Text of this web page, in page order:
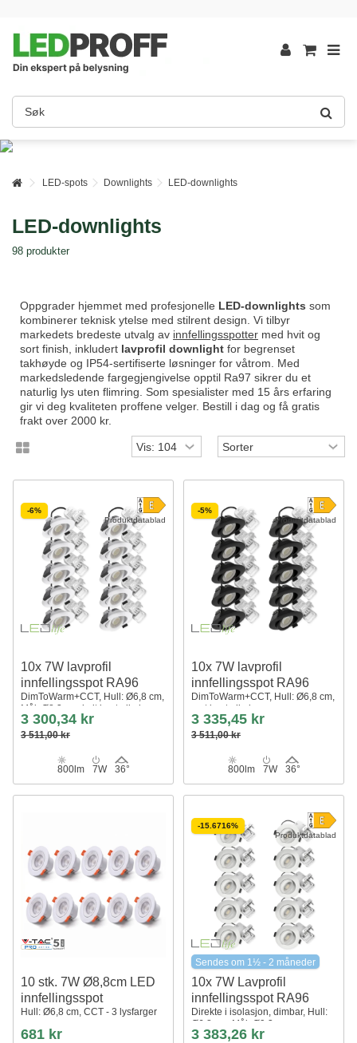
LED-spots Downlights LED-downlights
LED-downlights
98 produkter
Oppgrader hjemmet med profesjonelle LED-downlights som
kombinerer teknisk ytelse med stilrent design. Vi tilbyr
markedets bredeste utvalg av innfellingsspotter med hvit og
sort finish, inkludert lavprofil downlight for begrenset
takhøyde og IP54-sertifiserte løsninger for våtrom. Med
markedsledende fargegjengivelse opptil Ra97 sikrer du et
naturlig lys uten flimring. Som spesialister med 15 års erfaring
gir vi deg kvaliteten proffene velger. Bestill i dag og få gratis
frakt over 2000 kr.
Produktdatablad
-6%
10x 7W lavprofil
innfellingsspot RA96
DimToWarm+CCT, Hull: Ø6,8 cm,
Mål: Ø8,3 cm, hvit kant, dimbar
3 300,34 kr
3 511,00 kr
800lm 7W 36°
Produktdatablad
-5%
10x 7W lavprofil
innfellingsspot RA96
DimToWarm+CCT, Hull: Ø6,8 cm,
sort kant, dimbar
3 335,45 kr
3 511,00 kr
800lm 7W 36°
10 stk. 7W Ø8,8cm LED
innfellingsspot
Hull: Ø6,8 cm, CCT - 3 lysfarger
681 kr
Produktdatablad
-15.6716%
Sendes om 1½ - 2 måneder
10x 7W Lavprofil
innfellingsspot RA96
Direkte i isolasjon, dimbar, Hull:
Ø6,8 cm, Mål: Ø9,3 cm
3 383,26 kr